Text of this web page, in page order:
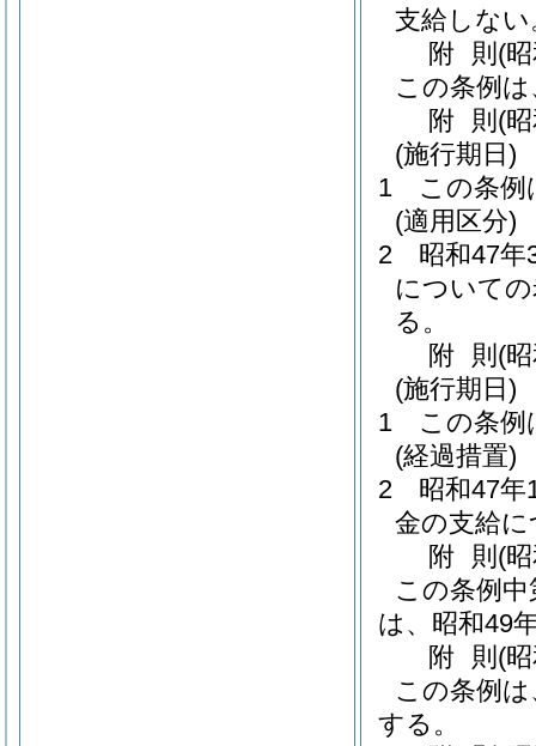
支給しない
附 則 (
この条例
附 則 (
(施行期日)
1
この条例
(適用区分)
2
昭和47
について
る。
附 則 (
(施行期日)
1
この条例
(経過措置)
2
昭和47
金の支給
附 則 (
この条例
は、昭和49
附 則 (
この条例
する。